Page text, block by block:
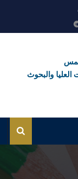
العليا والبحوث